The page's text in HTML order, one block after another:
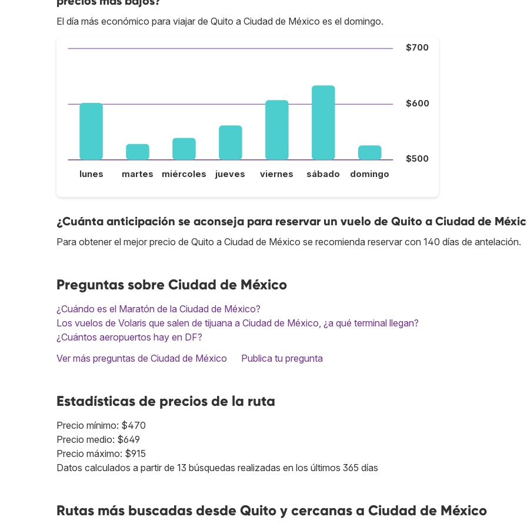
El día más económico para viajar de Quito a Ciudad de México es el domingo.
$500
$600
$700
lunes martes miércoles jueves viernes sábado domingo
¿Cuánta anticipación se aconseja para reservar un vuelo de Quito a Ciudad de
Para obtener el mejor precio de Quito a Ciudad de México se recomienda reservar con 140 días de antelación.
Preguntas sobre Ciudad de México
¿Cuándo es el Maratón de la Ciudad de México?
Los vuelos de Volaris que salen de tijuana a Ciudad de México, ¿a qué terminal llegan?
¿Cuántos aeropuertos hay en DF?
Ver más preguntas de Ciudad de México
Publica tu pregunta
Estadísticas de precios de la ruta
Precio mínimo: $470
Precio medio: $649
Precio máximo: $915
Datos calculados a partir de 13 búsquedas realizadas en los últimos 365 días
Rutas más buscadas desde Quito y cercanas a Ciudad de México